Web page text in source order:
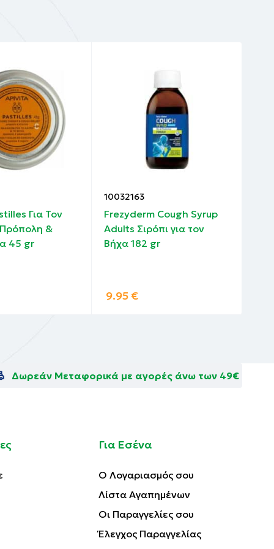
Για Τον
&
45 gr
10032163
Frezyderm Cough Syrup
Adults Σιρόπι για τον
Βήχα 182 gr
9.95 €
Δωρεάν Μεταφορικά με αγορές άνω των 49€
Για Εσένα
Ο Λογαριασμός σου
Λίστα Αγαπημένων
Οι Παραγγελίες σου
Έλεγχος Παραγγελίας